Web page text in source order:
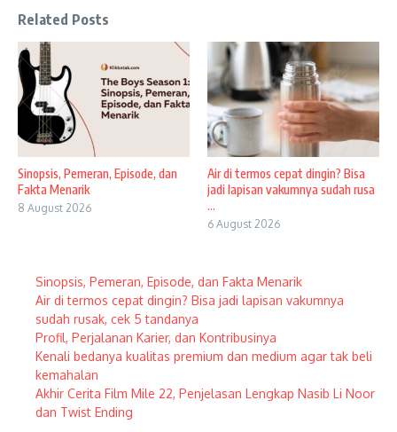
Related Posts
Sinopsis, Pemeran, Episode, dan
Fakta Menarik
8 August 2026
Air di termos cepat dingin? Bisa
jadi lapisan vakumnya sudah rusa
...
6 August 2026
Sinopsis, Pemeran, Episode, dan Fakta Menarik
Air di termos cepat dingin? Bisa jadi lapisan vakumnya
sudah rusak, cek 5 tandanya
Profil, Perjalanan Karier, dan Kontribusinya
Kenali bedanya kualitas premium dan medium agar tak beli
kemahalan
Akhir Cerita Film Mile 22, Penjelasan Lengkap Nasib Li Noor
dan Twist Ending